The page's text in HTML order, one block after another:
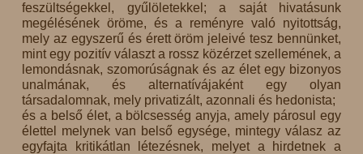
feszültségekkel, gyűlöletekkel; a saját hivatásunk
megélésének öröme, és a reményre való nyitottság,
mely az egyszerű és érett öröm jeleivé tesz bennünket,
mint egy pozitív választ a rossz közérzet szellemének, a
lemondásnak, szomorúságnak és az élet egy bizonyos
unalmának, és alternatívájaként egy olyan
társadalomnak, mely privatizált, azonnali és hedonista;
és a belső élet, a bölcsesség anyja, amely párosul egy
élettel melynek van belső egysége, mintegy válasz az
egyfajta kritikátlan létezésnek, melyet a hirdetnek a